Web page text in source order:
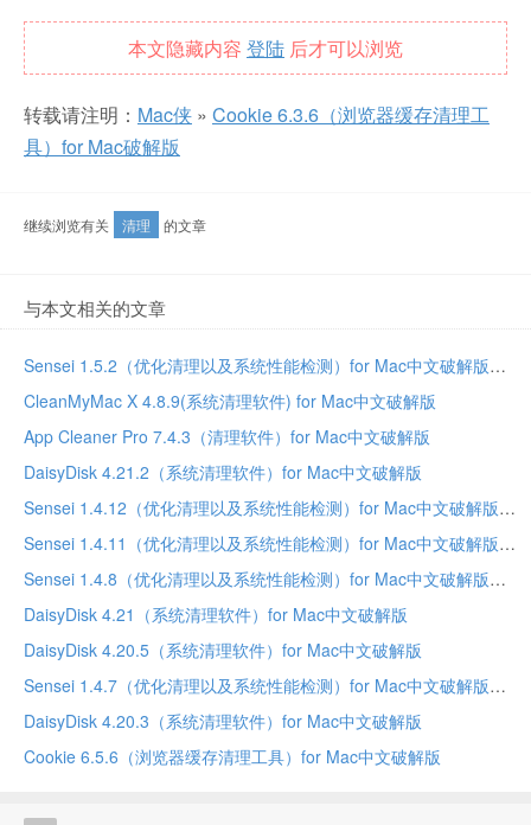
本文隐藏内容 登陆 后才可以浏览
转载请注明： Mac侠 » Cookie 6.3.6（浏览器缓存清理工
具）for Mac破解版
继续浏览有关 清理 的文章
与本文相关的文章
Sensei 1.5.2（优化清理以及系统性能检测）for Mac中文破解版
CleanMyMac X 4.8.9(系统清理软件) for Mac中文破解版
App Cleaner Pro 7.4.3（清理软件）for Mac中文破解版
DaisyDisk 4.21.2（系统清理软件）for Mac中文破解版
Sensei 1.4.12（优化清理以及系统性能检测）for Mac中文破解版
Sensei 1.4.11（优化清理以及系统性能检测）for Mac中文破解版
Sensei 1.4.8（优化清理以及系统性能检测）for Mac中文破解版
DaisyDisk 4.21（系统清理软件）for Mac中文破解版
DaisyDisk 4.20.5（系统清理软件）for Mac中文破解版
Sensei 1.4.7（优化清理以及系统性能检测）for Mac中文破解版
DaisyDisk 4.20.3（系统清理软件）for Mac中文破解版
Cookie 6.5.6（浏览器缓存清理工具）for Mac中文破解版